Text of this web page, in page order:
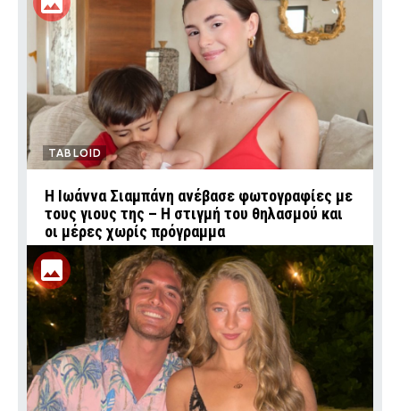
TABLOID
H Ιωάννα Σιαμπάνη ανέβασε φωτογραφίες με
τους γιους της – Η στιγμή του θηλασμού και
οι μέρες χωρίς πρόγραμμα